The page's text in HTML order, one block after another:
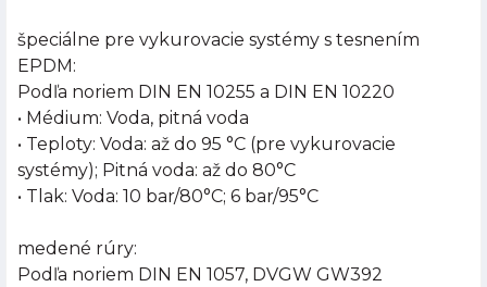
špeciálne pre vykurovacie systémy s tesnením
EPDM:
Podľa noriem DIN EN 10255 a DIN EN 10220
• Médium: Voda, pitná voda
• Teploty: Voda: až do 95 °C (pre vykurovacie
systémy); Pitná voda: až do 80°C
• Tlak: Voda: 10 bar/80°C; 6 bar/95°C
medené rúry:
Podľa noriem DIN EN 1057, DVGW GW392